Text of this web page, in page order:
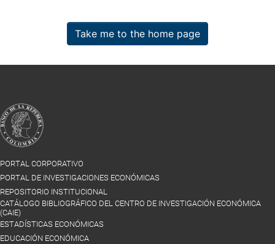
Take me to the home page
PORTAL CORPORATIVO
PORTAL DE INVESTIGACIONES ECONÓMICAS
REPOSITORIO INSTITUCIONAL
CATÁLOGO BIBLIOGRÁFICO DEL CENTRO DE INVESTIGACIÓN ECONÓMICA
(CAIE)
ESTADÍSTICAS ECONÓMICAS
EDUCACIÓN ECONÓMICA